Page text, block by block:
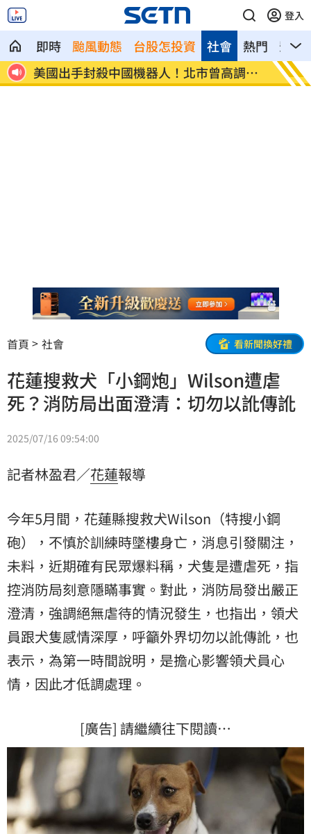
登入
即時 颱風動態 台股怎投資 熱門 影音
社會
美國出手封殺中國機器人！北市曾高調引
進
初來
過
首頁 社會 看新聞換好禮
花蓮搜救犬「小鋼炮」Wilson遭虐
死？消防局出面澄清：切勿以訛傳訛
2025/07/16 09:54:00
記者林盈君／花蓮報導
今年5月間，花蓮縣搜救犬Wilson（特搜小鋼
砲），不慎於訓練時墜樓身亡，消息引發關注，
未料，近期確有民眾爆料稱，犬隻是遭虐死，指
控消防局刻意隱瞞事實。對此，消防局發出嚴正
澄清，強調絕無虐待的情況發生，也指出， 領犬
員跟犬隻感情深厚，呼籲外界切勿以訛傳訛，也
表示，為第一時間說明，是擔心影響領犬員心
情，因此才低調處理。
[廣告] 請繼續往下閱讀…